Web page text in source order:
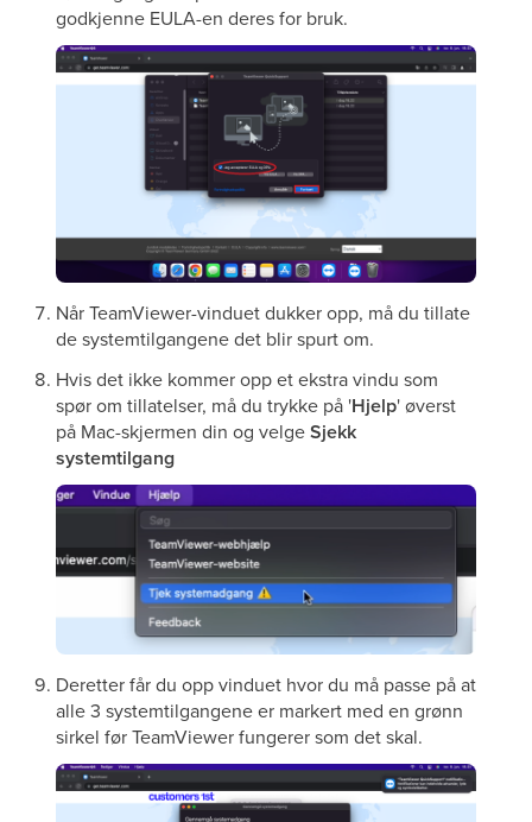
godkjenne EULA-en deres for bruk.
Når TeamViewer-vinduet dukker opp, må du tillate
de systemtilgangene det blir spurt om.
Hvis det ikke kommer opp et ekstra vindu som
spør om tillatelser, må du trykke på 'Hjelp' øverst
på Mac-skjermen din og velgeSjekk
systemtilgang
Deretter får du opp vinduet hvor du må passe på at
alle 3 systemtilgangene er markert med en grønn
sirkel før TeamViewer fungerer som det skal.